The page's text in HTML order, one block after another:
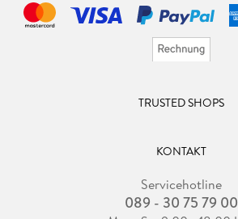
TRUSTED SHOPS
KONTAKT
Servicehotline
089 - 30 75 79 00